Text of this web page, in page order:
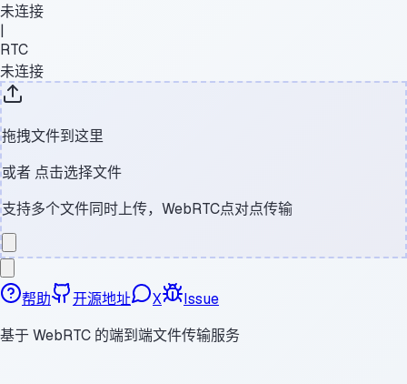
未连接
|
RTC
未连接
拖拽文件到这里
或者 点击选择文件
支持多个文件同时上传，WebRTC点对点传输
帮助 开源地址 X
Issue
基于 WebRTC 的端到端文件传输服务